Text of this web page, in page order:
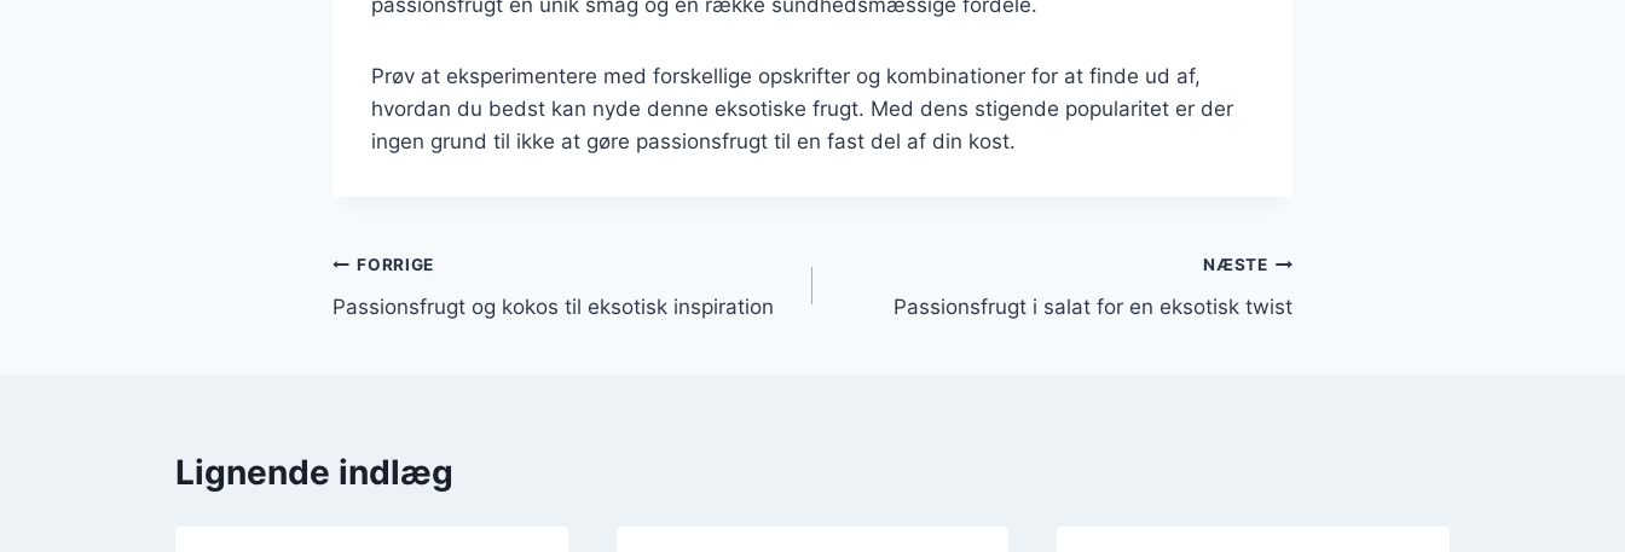
Prøv at eksperimentere med forskellige opskrifter og kombinationer for at finde ud af,
hvordan du bedst kan nyde denne eksotiske frugt. Med dens stigende popularitet er der
ingen grund til ikke at gøre passionsfrugt til en fast del af din kost.
Indlægsnavigation
FORRIGE
Passionsfrugt og kokos til eksotisk inspiration
NÆSTE
Passionsfrugt i salat for en eksotisk twist
Lignende indlæg